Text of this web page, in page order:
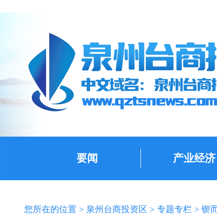
要闻 产业经济
您所在的位置 > 泉州台商投资区 > 专题专栏 > 锲